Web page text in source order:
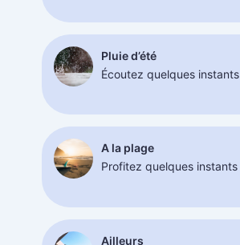
Pluie d’été
Écoutez quelques instants
A la plage
Profitez quelques instants
Ailleurs